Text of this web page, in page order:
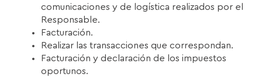
comunicaciones y de logística realizados por el
Responsable.
Facturación.
Realizar las transacciones que correspondan.
Facturación y declaración de los impuestos
oportunos.